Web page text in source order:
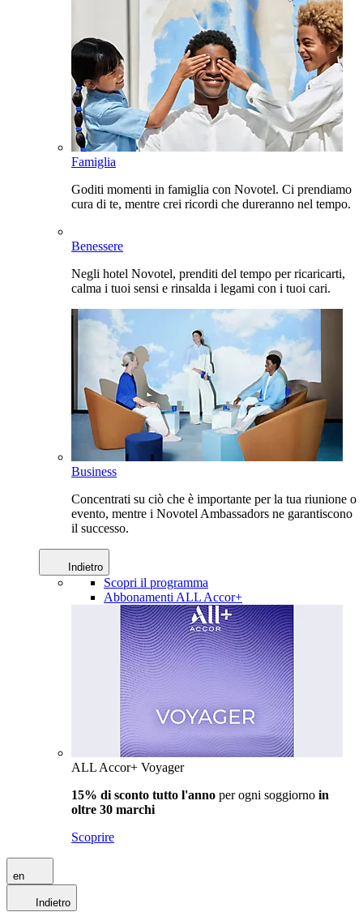
Famiglia
Goditi momenti in famiglia con Novotel. Ci prendiamo
cura di te, mentre crei ricordi che dureranno nel tempo.
Benessere
Negli hotel Novotel, prenditi del tempo per ricaricarti,
calma i tuoi sensi e rinsalda i legami con i tuoi cari.
Business
Concentrati su ciò che è importante per la tua riunione o
evento, mentre i Novotel Ambassadors ne garantiscono
il successo.
Indietro
Scopri il programma
Abbonamenti ALL Accor+
ALL Accor+ Voyager
15% di sconto tutto l'anno per ogni soggiorno in
oltre 30 marchi
Scoprire
en
Indietro